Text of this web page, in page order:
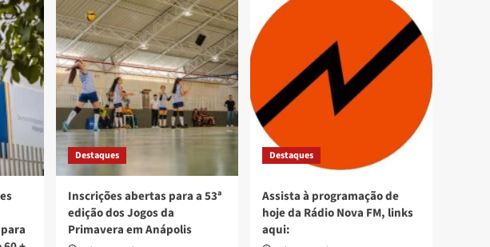
Destaques
Inscrições abertas para a 53ª
edição dos Jogos da
Primavera em Anápolis
Destaques
Assista à programação de
hoje da Rádio Nova FM, links
aqui: